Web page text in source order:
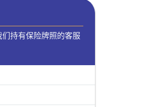
们持有保险牌照的客服